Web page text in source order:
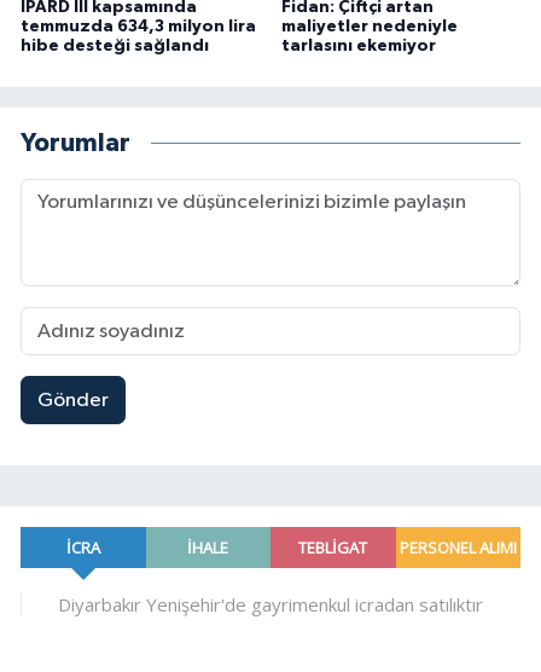
IPARD III kapsamında
temmuzda 634,3 milyon lira
hibe desteği sağlandı
Fidan: Çiftçi artan
maliyetler nedeniyle
tarlasını ekemiyor
Yorumlar
Gönder